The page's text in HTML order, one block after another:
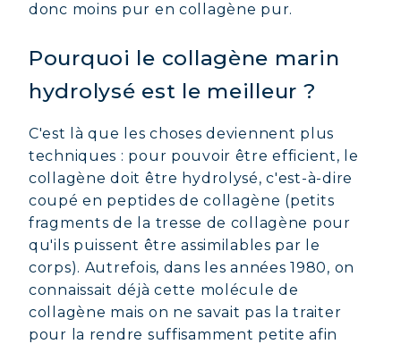
donc moins pur en collagène pur.
Pourquoi le collagène marin
hydrolysé est le meilleur ?
C'est là que les choses deviennent plus
techniques : pour pouvoir être efficient, le
collagène doit être hydrolysé, c'est-à-dire
coupé en peptides de collagène (petits
fragments de la tresse de collagène pour
qu'ils puissent être assimilables par le
corps). Autrefois, dans les années 1980, on
connaissait déjà cette molécule de
collagène mais on ne savait pas la traiter
pour la rendre suffisamment petite afin